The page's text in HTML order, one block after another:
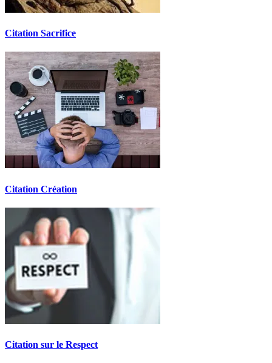
Citation Sacrifice
Citation Création
Citation sur le Respect